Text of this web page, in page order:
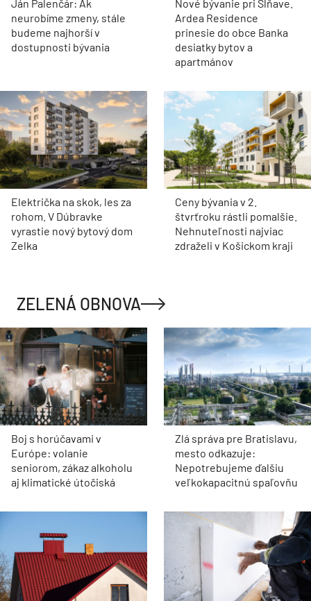
Ján Palenčár: Ak
neurobíme zmeny, stále
budeme najhorší v
dostupnosti bývania
Nové bývanie pri Sĺňave.
Ardea Residence
prinesie do obce Banka
desiatky bytov a
apartmánov
Električka na skok, les za
rohom. V Dúbravke
vyrastie nový bytový dom
Zelka
Ceny bývania v 2.
štvrťroku rástli pomalšie.
Nehnuteľnosti najviac
zdraželi v Košickom kraji
ZELENÁ OBNOVA
Boj s horúčavami v
Európe: volanie
seniorom, zákaz alkoholu
aj klimatické útočiská
Zlá správa pre Bratislavu,
mesto odkazuje:
Nepotrebujeme ďalšiu
veľkokapacitnú spaľovňu